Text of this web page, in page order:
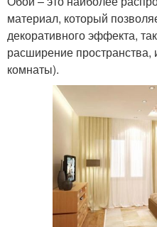
материал, который
декоративного эффекта,
расширение
комнаты).